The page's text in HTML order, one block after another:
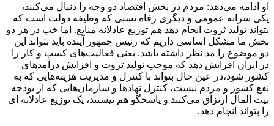
او ادامه می‌دهد: مردم در بخش اقتصاد دو وجه را دنبال می‌کنند،
یکی سرانه عمومی و دیگری رفاه نسبی که وظیفه دولت است که
بتواند تولید ثروت انجام دهد هم توزیع عادلانه منابع. اما خب در هر دو
بخش ما مشکل اساسی داریم که رئیس جمهور آینده باید بتواند این
دو موضوع را مد نظر داشته باشد. یعنی فعالیت‌های کسب و کار را
در ایران افزایش دهد که موجب تولید ثروت و افزایش درآمدهای
کشور شود،در عین حال بتواند با کنترل و مدیریت هزینه‌هایی که به
نفع کشور و مردم نیست، کنترل نهادها و سازمان‌هایی که از بودجه
بیت المال ارتزاق می‌کنند و پاسخگو هم نیستند، یک توزیع عادلانه ای
را بتواند انجام دهد.